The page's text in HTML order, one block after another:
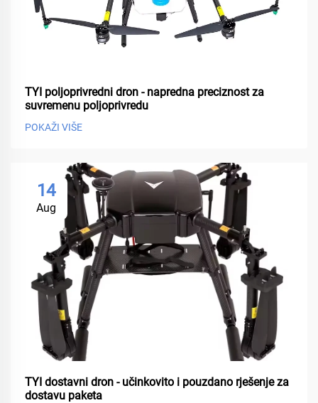
TYI poljoprivredni dron - napredna preciznost za
suvremenu poljoprivredu
POKAŽI VIŠE
14
Aug
TYI dostavni dron - učinkovito i pouzdano rješenje za
dostavu paketa